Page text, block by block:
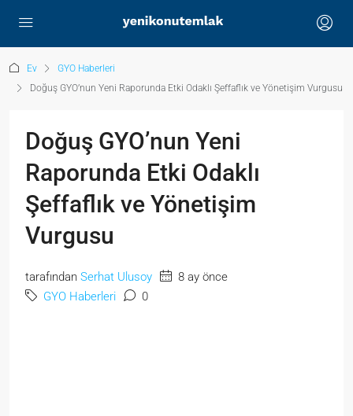
Ev
GYO Haberleri
Doğuş GYO’nun Yeni Raporunda Etki Odaklı Şeffaflık ve Yönetişim Vurgusu
Doğuş GYO’nun Yeni
Raporunda Etki Odaklı
Şeffaflık ve Yönetişim
Vurgusu
tarafından Serhat Ulusoy
8 ay önce
GYO Haberleri
0